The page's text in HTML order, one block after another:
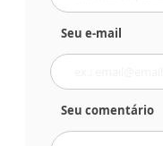
Seu e-mail
Seu comentário